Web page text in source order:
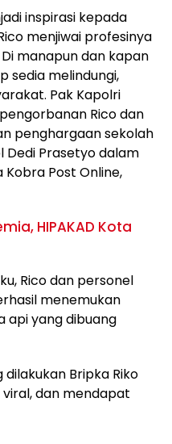
inspirasi kepada
menjiwai profesinya
manapun dan kapan
sedia melindungi,
Pak Kapolri
Rico dan
penghargaan sekolah
Dedi Prasetyo dalam
Post Online,
HIPAKAD Kota
Rico dan personel
menemukan
api yang dibuang
Bripka Riko
dan mendapat